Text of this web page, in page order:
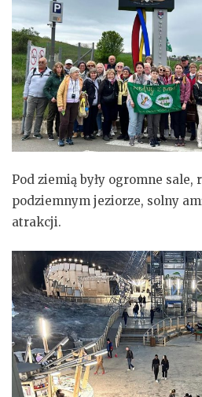
Pod ziemią były ogromne sale,
podziemnym jeziorze, solny
atrakcji.